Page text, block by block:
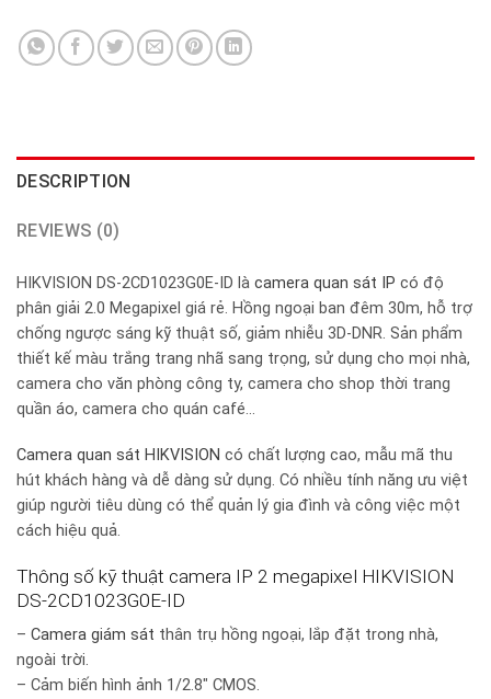
DESCRIPTION
REVIEWS (0)
HIKVISION DS-2CD1023G0E-ID là camera quan sát IP có độ
phân giải 2.0 Megapixel giá rẻ. Hồng ngoại ban đêm 30m, hỗ trợ
chống ngược sáng kỹ thuật số, giảm nhiễu 3D-DNR. Sản phẩm
thiết kế màu trắng trang nhã sang trọng, sử dụng cho mọi nhà,
camera cho văn phòng công ty, camera cho shop thời trang
quần áo, camera cho quán café…
Camera quan sát HIKVISION có chất lượng cao, mẫu mã thu
hút khách hàng và dễ dàng sử dụng. Có nhiều tính năng ưu việt
giúp người tiêu dùng có thể quản lý gia đình và công việc một
cách hiệu quả.
Thông số kỹ thuật camera IP 2 megapixel HIKVISION
DS-2CD1023G0E-ID
– Camera giám sát thân trụ hồng ngoại, lắp đặt trong nhà,
ngoài trời.
– Cảm biến hình ảnh 1/2.8″ CMOS.